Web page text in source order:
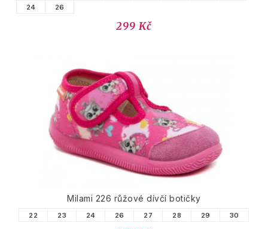
24
26
299 Kč
Milami 226 růžové dívčí botičky
22 23 24 26 27 28 29 30